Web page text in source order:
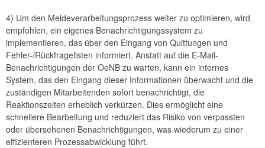
4) Um den Meldeverarbeitungsprozess weiter zu optimieren, wird
empfohlen, ein eigenes Benachrichtigungssystem zu
implementieren, das über den Eingang von Quittungen und
Fehler-/Rückfragelisten informiert. Anstatt auf die E-Mail-
Benachrichtigungen der OeNB zu warten, kann ein internes
System, das den Eingang dieser Informationen überwacht und die
zuständigen Mitarbeitenden sofort benachrichtigt, die
Reaktionszeiten erheblich verkürzen. Dies ermöglicht eine
schnellere Bearbeitung und reduziert das Risiko von verpassten
oder übersehenen Benachrichtigungen, was wiederum zu einer
effizienteren Prozessabwicklung führt.